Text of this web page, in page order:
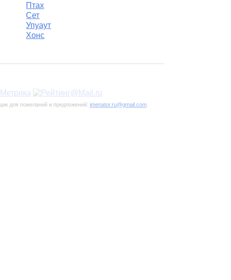
Птах
Сет
Упуаут
Хонс
для пожеланий и предложений: imenator.ru@gmail.com.